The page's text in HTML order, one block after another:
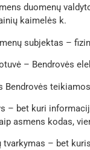
duomenų
kaimelės k.
subjektas –
– Bendrovės
Bendrovės
– bet kuri
asmens kodas,
tvarkymas – bet